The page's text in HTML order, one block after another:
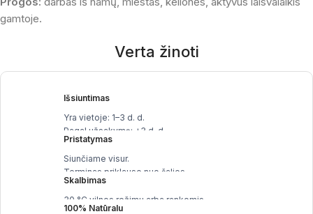
gamtoje.
Verta žinoti
Išsiuntimas
Yra vietoje: 1–3 d. d.
Pagal užsakymą: +3 d. d.
Pristatymas
Siunčiame visur.
Terminas priklauso nuo šalies.
Skalbimas
30 °C vilnos režimu arba rankomis.
100% Natūralu